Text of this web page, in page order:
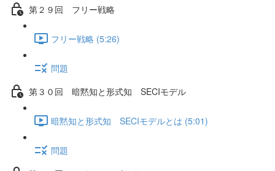
第２９回 フリー戦略
フリー戦略 (5:26)
問題
第３０回 暗黙知と形式知 SECIモデル
暗黙知と形式知 SECIモデルとは (5:01)
問題